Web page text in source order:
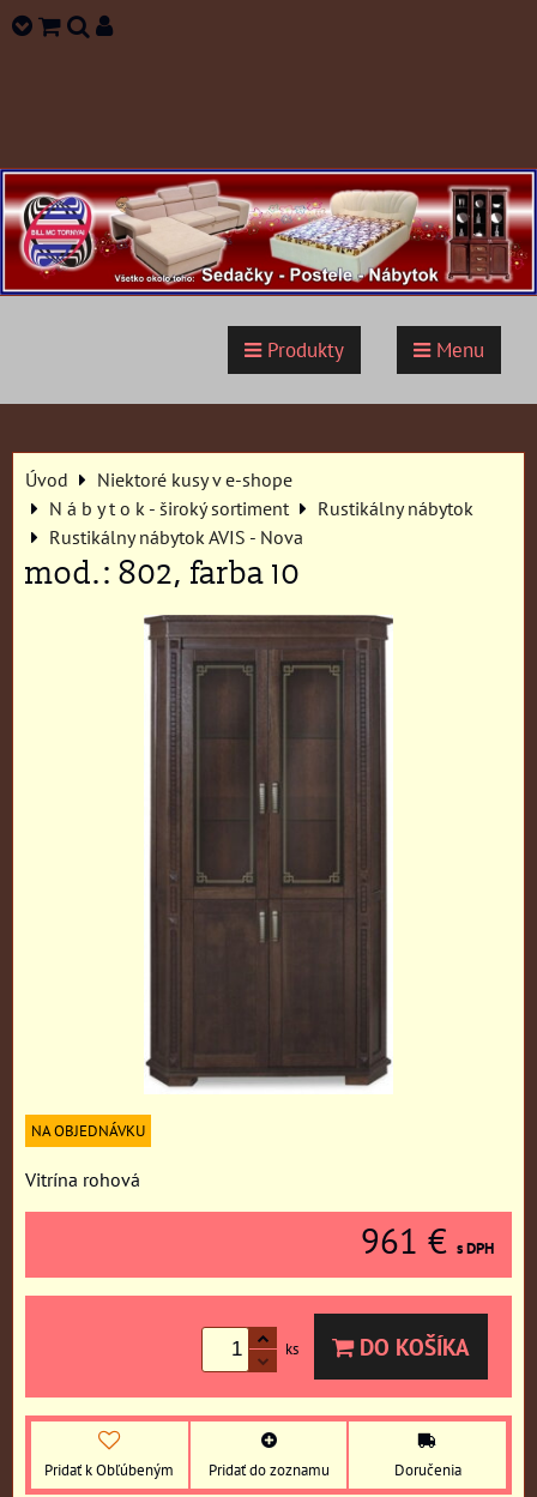
Produkty Menu
Úvod
Niektoré kusy v e-shope
N á b y t o k - široký sortiment
Rustikálny nábytok
Rustikálny nábytok AVIS - Nova
mod.: 802, farba 10
NA OBJEDNÁVKU
Vitrína rohová
961 € s DPH
ks DO KOŠÍKA
Pridať k Obľúbeným Pridať do zoznamu Doručenia